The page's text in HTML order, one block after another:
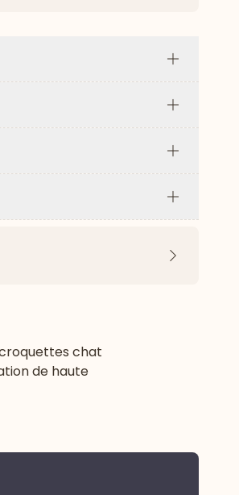
Plus
Plus
Plus
Plus
chat
de haute